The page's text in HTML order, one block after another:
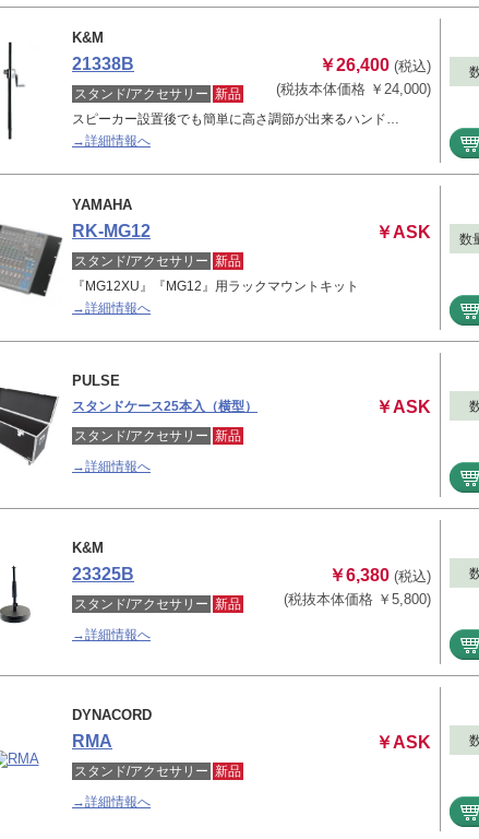
K&M
21338B ￥26,400 (税込)
(税抜本体価格 ￥24,000)
スタンド/アクセサリー 新品
スピーカー設置後でも簡単に高さ調節が出来るハンド…
→詳細情報へ
YAMAHA
RK-MG12 ￥ASK
スタンド/アクセサリー 新品
『MG12XU』『MG12』用ラックマウントキット
→詳細情報へ
数
PULSE
スタンドケース25本入（横型） ￥ASK
スタンド/アクセサリー 新品
→詳細情報へ
K&M
23325B ￥6,380 (税込)
(税抜本体価格 ￥5,800)
スタンド/アクセサリー 新品
→詳細情報へ
DYNACORD
RMA ￥ASK
スタンド/アクセサリー 新品
→詳細情報へ